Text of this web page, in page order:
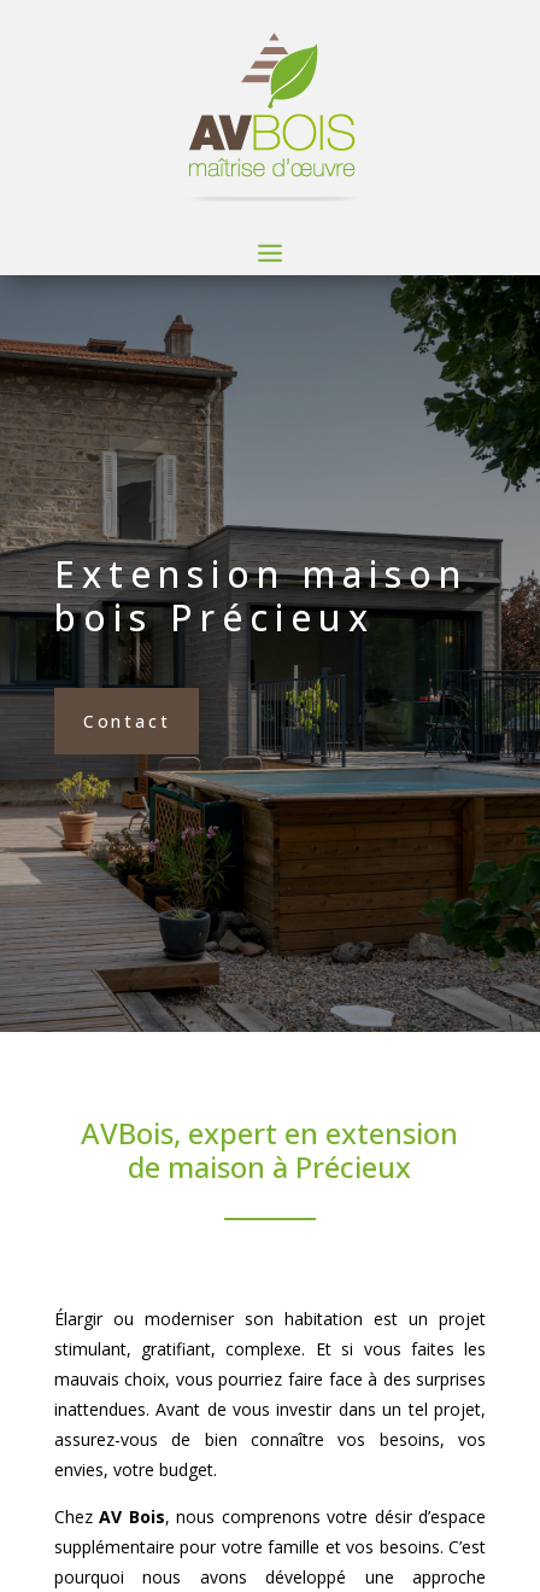
Extension maison
bois Précieux
Contact
AVBois, expert en extension
de maison à Précieux
Élargir ou moderniser son habitation est un projet
stimulant, gratifiant, complexe. Et si vous faites les
mauvais choix, vous pourriez faire face à des surprises
inattendues. Avant de vous investir dans un tel projet,
assurez-vous de bien connaître vos besoins, vos
envies, votre budget.
ChezAV Bois, nous comprenons votre désir d’espace
supplémentaire pour votre famille et vos besoins. C’est
pourquoi nous avons développé une approche